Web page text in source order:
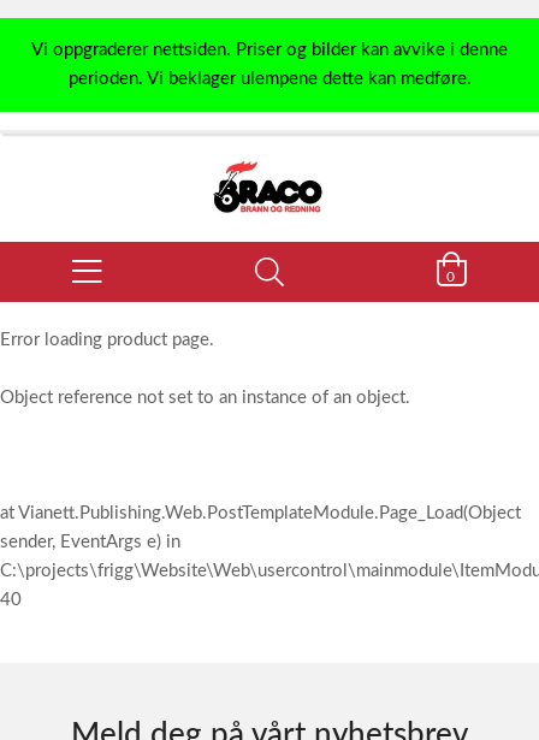
Vi oppgraderer nettsiden. Priser og bilder kan avvike i denne
perioden. Vi beklager ulempene dette kan medføre.
0
Error loading product page.
Object reference not set to an instance of an object.
at Vianett.Publishing.Web.PostTemplateModule.Page_Load(Object
sender, EventArgs e) in
40